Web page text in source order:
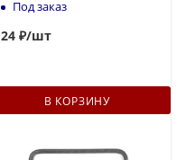
Под заказ
24 ₽/шт
В КОРЗИНУ